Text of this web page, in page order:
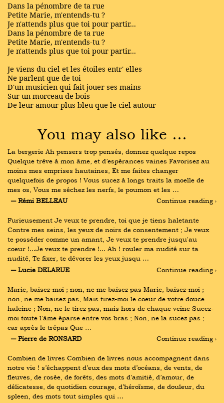
Dans la pénombre de ta rue
Petite Marie, m'entends-tu ?
Je n'attends plus que toi pour partir...
Dans la pénombre de ta rue
Petite Marie, m'entends-tu ?
Je n'attends plus que toi pour partir...
Je viens du ciel et les étoiles entr' elles
Ne parlent que de toi
D'un musicien qui fait jouer ses mains
Sur un morceau de bois
De leur amour plus bleu que le ciel autour
You may also like …
La bergerie Ah pensers trop pensés, donnez quelque repos
Quelque trêve à mon âme, et d’espérances vaines Favorisez au
moins mes emprises hautaines, Et me faites changer
quelquefois de propos ! Vous sucez à longs traits la moelle de
mes os, Vous me séchez les nerfs, le poumon et les …
― Rémi BELLEAU
Continue reading ›
Furieusement Je veux te prendre, toi que je tiens haletante
Contre mes seins, les yeux de noirs de consentement ; Je veux
te posséder comme un amant, Je veux te prendre jusqu'au
coeur !...Je veux te prendre !... Ah ! rouler ma nudité sur ta
nudité, Te fixer, te dévorer les yeux jusqu …
― Lucie DELARUE
Continue reading ›
Marie, baisez-moi ; non, ne me baisez pas Marie, baisez-moi ;
non, ne me baisez pas, Mais tirez-moi le coeur de votre douce
haleine ; Non, ne le tirez pas, mais hors de chaque veine Sucez-
moi toute l'âme éparse entre vos bras ; Non, ne la sucez pas ;
car après le trépas Que …
― Pierre de RONSARD
Continue reading ›
Combien de livres Combien de livres nous accompagnent dans
notre vie ! s’échappent d’eux des mots d’océans, de vents, de
fleuves, de rosée, de forêts, des mots d’amitié, d’amour, de
délicatesse, de quotidien courage, d’héroïsme, de douleur, du
spleen, des mots tout simples qui …